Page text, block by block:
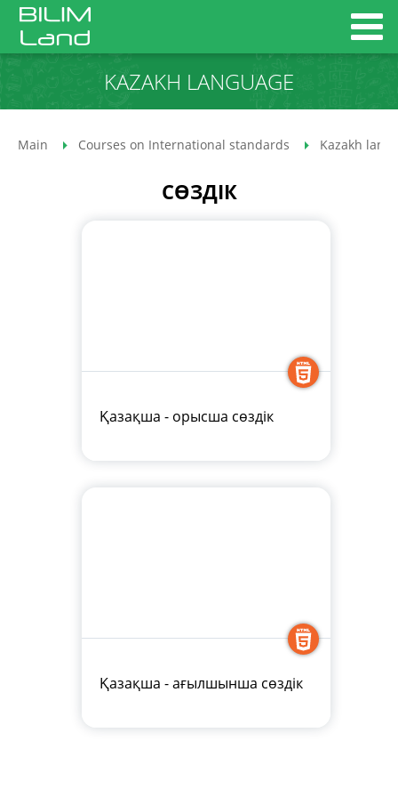
KAZAKH LANGUAGE
Main Courses on International standards Kazakh
СӨЗДІК
Қазақша - орысша сөздік
Қазақша - ағылшынша сөздік